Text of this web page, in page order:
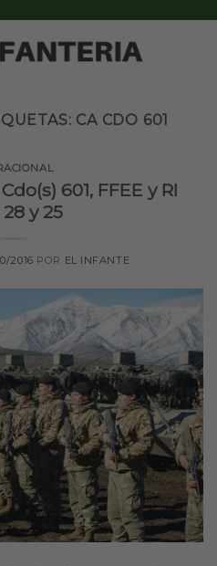
CA CDO 601
601, FFEE y RI
y 25
2016 POR EL INFANTE